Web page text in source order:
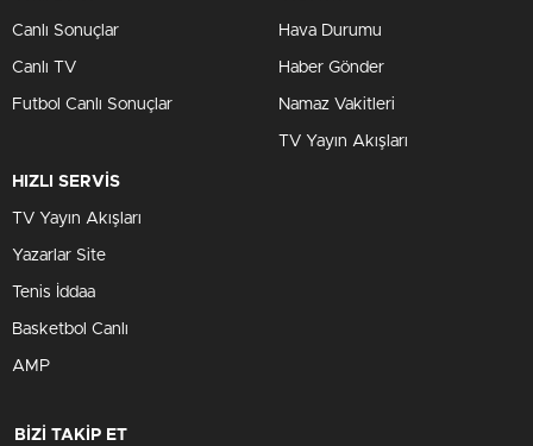
Canlı Sonuçlar
Canlı TV
Futbol Canlı Sonuçlar
Hava Durumu
Haber Gönder
Namaz Vakitleri
TV Yayın Akışları
HIZLI SERVİS
TV Yayın Akışları
Yazarlar Site
Tenis İddaa
Basketbol Canlı
AMP
BİZİ TAKİP ET